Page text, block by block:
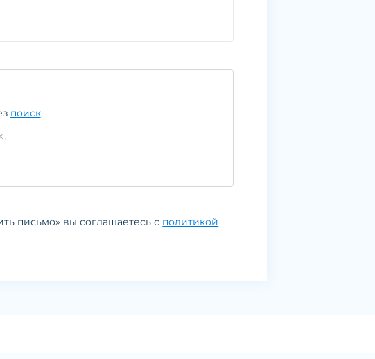
поиск
,
письмо» вы соглашаетесь с политикой